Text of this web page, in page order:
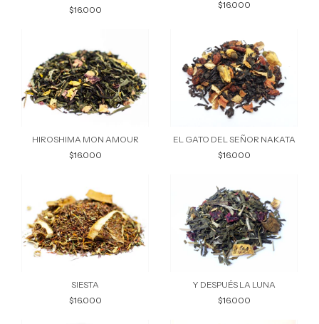
$16.000
$16.000
HIROSHIMA MON AMOUR
$16.000
EL GATO DEL SEÑOR NAKATA
$16.000
SIESTA
$16.000
Y DESPUÉS LA LUNA
$16.000